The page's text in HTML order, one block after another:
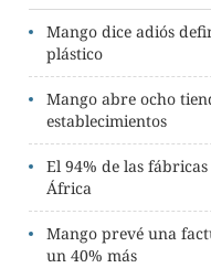
Mango dice adiós
plástico
Mango abre ocho
establecimientos
El 94% de las
África
Mango prevé una
un 40% más